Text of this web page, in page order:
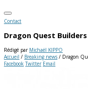
Contact
Dragon Quest
Rédigé par Michaël KIPPO
Accueil / Breaking news / Dragon
Facebook Twitter Email